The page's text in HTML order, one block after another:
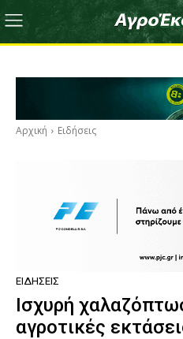
Αρχική Ειδήσεις
ΕΙΔΉΣΕΙΣ
Ισχυρή
αγροτικές